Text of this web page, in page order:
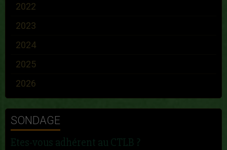
2022
2023
2024
2025
2026
SONDAGE
Etes-vous adhérent au CTLB ?